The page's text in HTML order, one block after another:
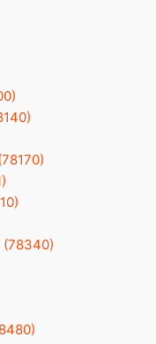
(78340)